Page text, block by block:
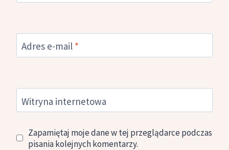
Adres e-mail *
Witryna internetowa
Zapamiętaj moje dane w tej przeglądarce podczas
pisania kolejnych komentarzy.